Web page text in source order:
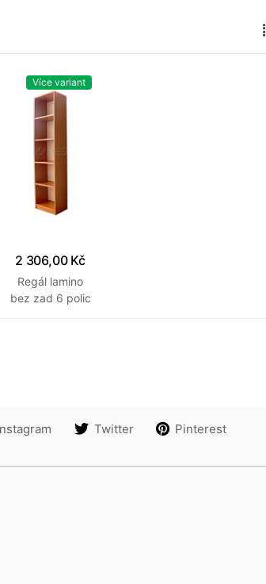
Více variant
2 306,00 Kč
Regál lamino
bez zad 6 polic
Twitter Pinterest